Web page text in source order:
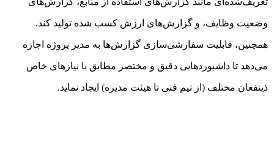
وضعیت وظایف، و گزارش‌های ارزش کسب شده تولید کند.
همچنین، قابلیت سفارشی‌سازی گزارش‌ها به مدیر پروژه اجازه
می‌دهد تا داشبوردهایی دقیق و مختصر مطابق با نیازهای خاص
ذینفعان مختلف (از تیم فنی تا هیئت مدیره) ایجاد نماید.